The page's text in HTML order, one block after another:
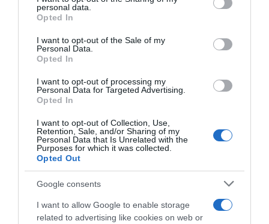
grant or deny consent to Google and its third-party tags to
use your data for below specified purposes in below Google
consent section.
personal data.
Opted In
I want to opt-out of the Sale of my
Personal Data.
Opted In
I want to opt-out of processing my
Personal Data for Targeted Advertising.
Opted In
I want to opt-out of Collection, Use,
Retention, Sale, and/or Sharing of my
Personal Data that Is Unrelated with the
Purposes for which it was collected.
Opted Out
Google consents
I want to allow Google to enable storage
related to advertising like cookies on web or
Μακελειό στις ΗΠΑ: Τουλάχιστον 22
νεκροί από πυρά ενόπλου σε τρεις
επιχειρήσεις στο Μέιν – Ποιος είναι ο
ύποπτος
Προσθήκη ως προτεινόμενη
πηγή στην Google